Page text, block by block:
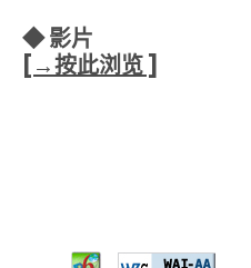
◆ 影片
[→按此浏览 ]